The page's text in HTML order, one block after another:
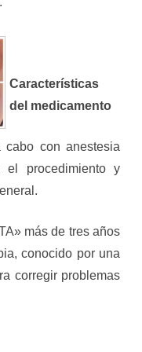
Características
del medicamento
con anestesia
procedimiento y
más de tres años
conocido por una
corregir problemas